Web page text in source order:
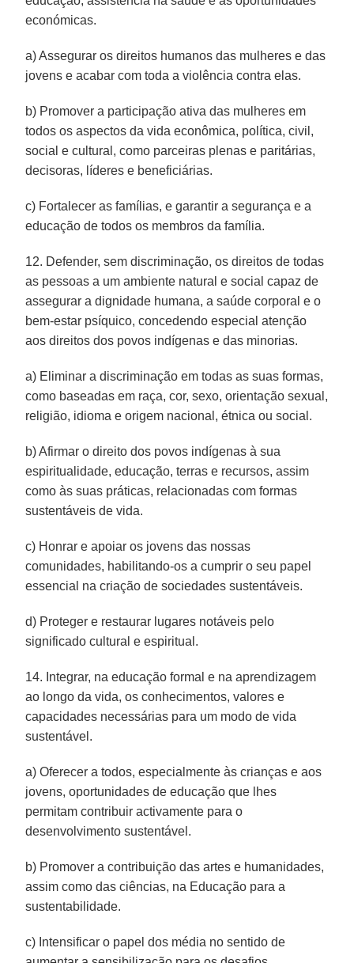
económicas.
a) Assegurar os direitos humanos das mulheres e das
jovens e acabar com toda a violência contra elas.
b) Promover a participação ativa das mulheres em
todos os aspectos da vida econômica, política, civil,
social e cultural, como parceiras plenas e paritárias,
decisoras, líderes e beneficiárias.
c) Fortalecer as famílias, e garantir a segurança e a
educação de todos os membros da família.
12. Defender, sem discriminação, os direitos de todas
as pessoas a um ambiente natural e social capaz de
assegurar a dignidade humana, a saúde corporal e o
bem-estar psíquico, concedendo especial atenção
aos direitos dos povos indígenas e das minorias.
a) Eliminar a discriminação em todas as suas formas,
como baseadas em raça, cor, sexo, orientação sexual,
religião, idioma e origem nacional, étnica ou social.
b) Afirmar o direito dos povos indígenas à sua
espiritualidade, educação, terras e recursos, assim
como às suas práticas, relacionadas com formas
sustentáveis de vida.
c) Honrar e apoiar os jovens das nossas
comunidades, habilitando-os a cumprir o seu papel
essencial na criação de sociedades sustentáveis.
d) Proteger e restaurar lugares notáveis pelo
significado cultural e espiritual.
14. Integrar, na educação formal e na aprendizagem
ao longo da vida, os conhecimentos, valores e
capacidades necessárias para um modo de vida
sustentável.
a) Oferecer a todos, especialmente às crianças e aos
jovens, oportunidades de educação que lhes
permitam contribuir activamente para o
desenvolvimento sustentável.
b) Promover a contribuição das artes e humanidades,
assim como das ciências, na Educação para a
sustentabilidade.
c) Intensificar o papel dos média no sentido de